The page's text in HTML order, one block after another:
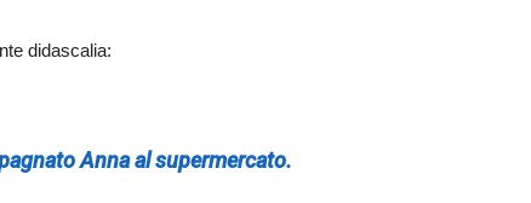
didascalia:
Anna al supermercato.